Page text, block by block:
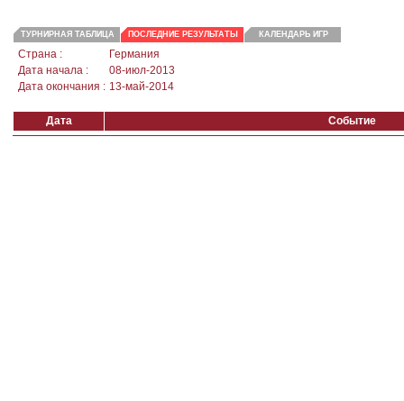
ТУРНИРНАЯ ТАБЛИЦА ПОСЛЕДНИЕ РЕЗУЛЬТАТЫ КАЛЕНДАРЬ ИГР
Страна :
Германия
Дата начала :
08-июл-2013
Дата окончания : 13-май-2014
Дата Событие